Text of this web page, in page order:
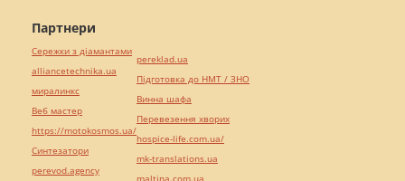
Партнери
Сережки з діамантами
alliancetechnika.ua
миралинкс
Веб мастер
https://motokosmos.ua/
Синтезатори
perevod.agency
pereklad.ua
Підготовка до НМТ / ЗНО
Винна шафа
Перевезення хворих
hospice-life.com.ua/
mk-translations.ua
maltina.com.ua